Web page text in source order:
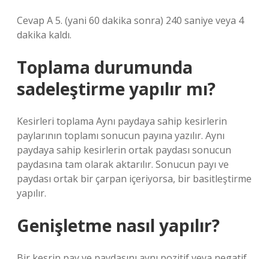
Cevap A 5. (yani 60 dakika sonra) 240 saniye veya 4
dakika kaldı.
Toplama durumunda
sadeleştirme yapılır mı?
Kesirleri toplama Aynı paydaya sahip kesirlerin
paylarının toplamı sonucun payına yazılır. Aynı
paydaya sahip kesirlerin ortak paydası sonucun
paydasına tam olarak aktarılır. Sonucun payı ve
paydası ortak bir çarpan içeriyorsa, bir basitleştirme
yapılır.
Genişletme nasıl yapılır?